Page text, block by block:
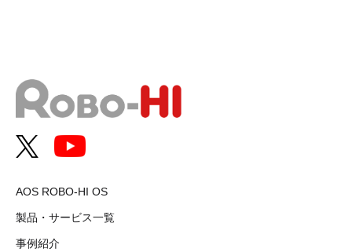
AOS ROBO-HI OS
製品・サービス一覧
事例紹介